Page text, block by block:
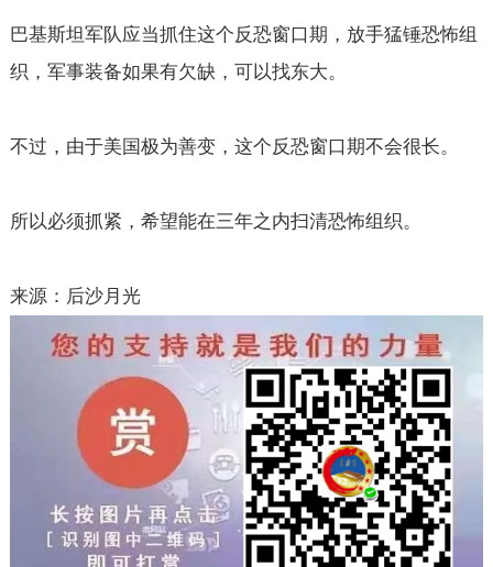
巴基斯坦军队应当抓住这个反恐窗口期，放手猛锤恐怖组
织，军事装备如果有欠缺，可以找东大。
不过，由于美国极为善变，这个反恐窗口期不会很长。
所以必须抓紧，希望能在三年之内扫清恐怖组织。
来源：后沙月光